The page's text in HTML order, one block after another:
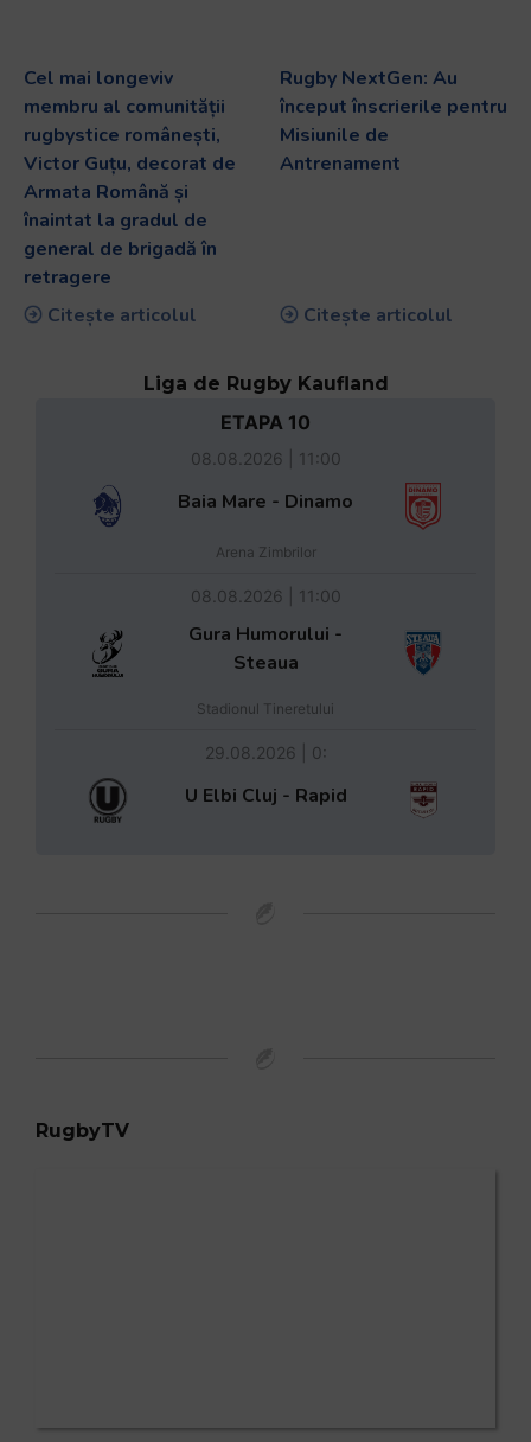
Cel mai longeviv
membru al comunității
rugbystice românești,
Victor Guțu, decorat de
Armata Română și
înaintat la gradul de
general de brigadă în
retragere
Citește articolul
Rugby NextGen: Au
început înscrierile pentru
Misiunile de
Antrenament
Citește articolul
Liga de Rugby Kaufland
ETAPA 10
08.08.2026 | 11:00
Baia Mare - Dinamo
Arena Zimbrilor
08.08.2026 | 11:00
Gura Humorului -
Steaua
Stadionul Tineretului
29.08.2026 | 0:
U Elbi Cluj - Rapid
RugbyTV